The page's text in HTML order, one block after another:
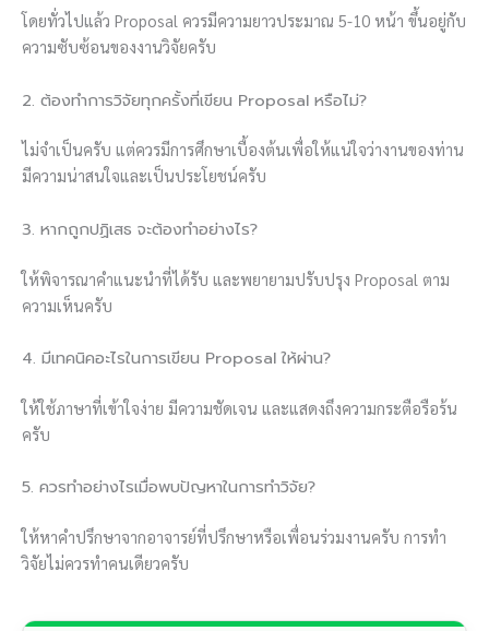
โดยทั่วไปแล้ว Proposal ควรมีความยาวประมาณ 5-10 หน้า ขึ้นอยู่กับ
ความซับซ้อนของงานวิจัยครับ
2. ต้องทำการวิจัยทุกครั้งที่เขียน Proposal หรือไม่?
ไม่จำเป็นครับ แต่ควรมีการศึกษาเบื้องต้นเพื่อให้แน่ใจว่างานของท่าน
มีความน่าสนใจและเป็นประโยชน์ครับ
3. หากถูกปฏิเสธ จะต้องทำอย่างไร?
ให้พิจารณาคำแนะนำที่ได้รับ และพยายามปรับปรุง Proposal ตาม
ความเห็นครับ
4. มีเทคนิคอะไรในการเขียน Proposal ให้ผ่าน?
ให้ใช้ภาษาที่เข้าใจง่าย มีความชัดเจน และแสดงถึงความกระตือรือร้น
ครับ
5. ควรทำอย่างไรเมื่อพบปัญหาในการทำวิจัย?
ให้หาคำปรึกษาจากอาจารย์ที่ปรึกษาหรือเพื่อนร่วมงานครับ การทำ
วิจัยไม่ควรทำคนเดียวครับ